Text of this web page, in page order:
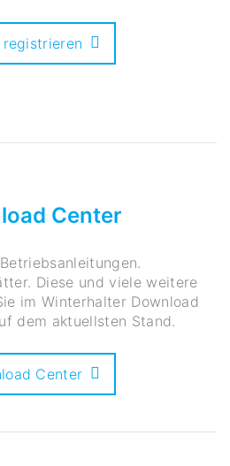
Center
Diese und viele weitere
im Winterhalter Download
dem aktuellsten Stand.
Center